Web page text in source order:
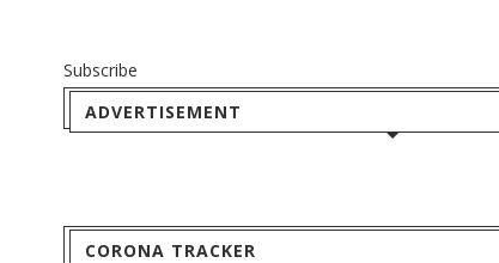
Subscribe
ADVERTISEMENT
CORONA TRACKER